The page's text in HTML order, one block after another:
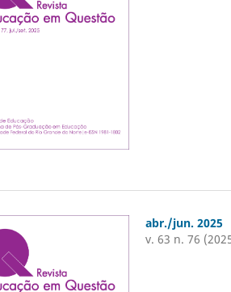
abr./jun. 2025
v. 63 n. 76